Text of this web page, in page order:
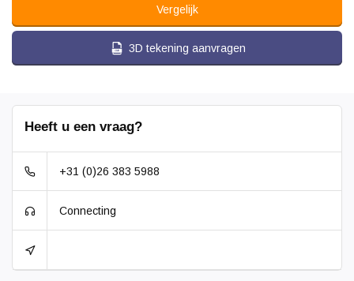
Vergelijk
3D tekening aanvragen
Heeft u een vraag?
+31 (0)26 383 5988
Connecting